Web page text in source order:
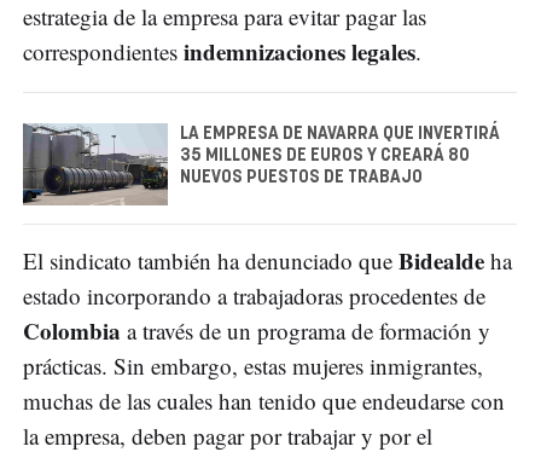
estrategia de la empresa para evitar pagar las
correspondientes indemnizaciones legales.
LA EMPRESA DE NAVARRA QUE INVERTIRÁ
35 MILLONES DE EUROS Y CREARÁ 80
NUEVOS PUESTOS DE TRABAJO
El sindicato también ha denunciado que Bidealde ha
estado incorporando a trabajadoras procedentes de
Colombia a través de un programa de formación y
prácticas. Sin embargo, estas mujeres inmigrantes,
muchas de las cuales han tenido que endeudarse con
la empresa, deben pagar por trabajar y por el